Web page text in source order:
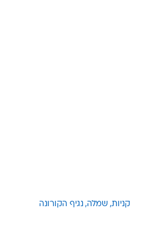
קניות שמלה נגיף הקורונה